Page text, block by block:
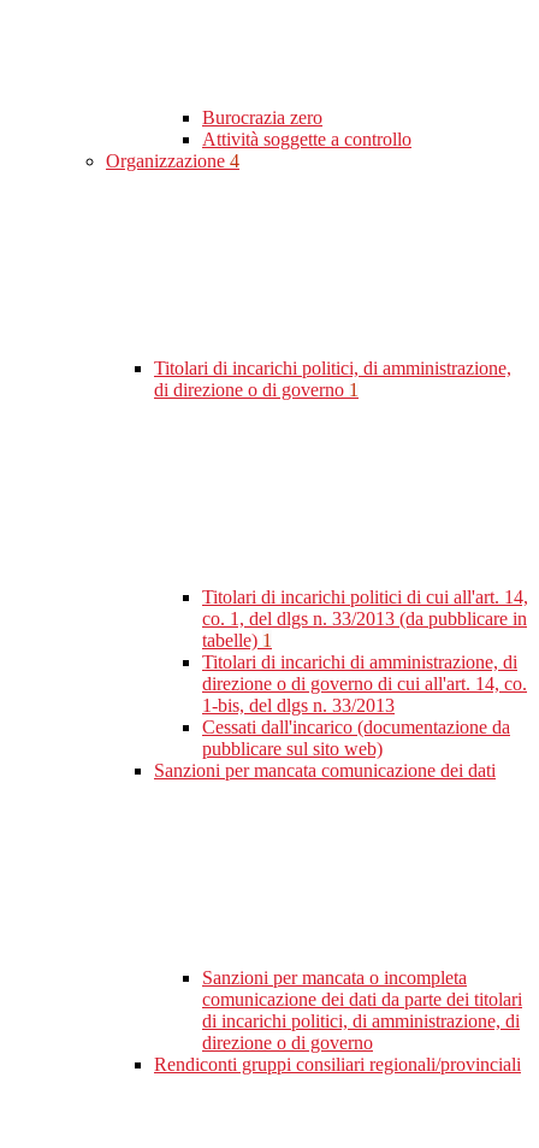
Burocrazia zero
Attività soggette a controllo
Organizzazione 4
Titolari di incarichi politici, di amministrazione,
di direzione o di governo 1
Titolari di incarichi politici di cui all'art. 14,
co. 1, del dlgs n. 33/2013 (da pubblicare in
tabelle) 1
Titolari di incarichi di amministrazione, di
direzione o di governo di cui all'art. 14, co.
1-bis, del dlgs n. 33/2013
Cessati dall'incarico (documentazione da
pubblicare sul sito web)
Sanzioni per mancata comunicazione dei dati
Sanzioni per mancata o incompleta
comunicazione dei dati da parte dei titolari
di incarichi politici, di amministrazione, di
direzione o di governo
Rendiconti gruppi consiliari regionali/provinciali